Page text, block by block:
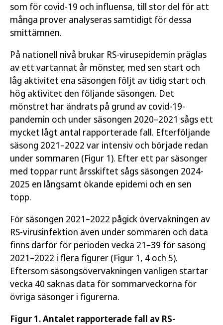
som för covid-19 och influensa, till stor del för att
många prover analyseras samtidigt för dessa
smittämnen.
På nationell nivå brukar RS-virusepidemin präglas
av ett vartannat år mönster, med sen start och
låg aktivitet ena säsongen följt av tidig start och
hög aktivitet den följande säsongen. Det
mönstret har ändrats på grund av covid-19-
pandemin och under säsongen 2020–2021 sågs ett
mycket lågt antal rapporterade fall. Efterföljande
säsong 2021–2022 var intensiv och började redan
under sommaren (Figur 1). Efter ett par säsonger
med toppar runt årsskiftet sågs säsongen 2024-
2025 en långsamt ökande epidemi och en sen
topp.
För säsongen 2021–2022 pågick övervakningen av
RS-virusinfektion även under sommaren och data
finns därför för perioden vecka 21–39 för säsong
2021–2022 i flera figurer (Figur 1, 4 och 5).
Eftersom säsongsövervakningen vanligen startar
vecka 40 saknas data för sommarveckorna för
övriga säsonger i figurerna.
Figur 1. Antalet rapporterade fall av RS-